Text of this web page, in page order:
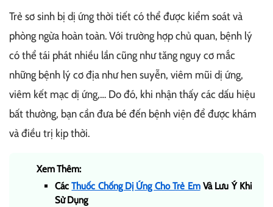
Trẻ sơ sinh bị dị ứng thời tiết có thể được kiểm soát và
phòng ngừa hoàn toàn. Với trường hợp chủ quan, bệnh lý
có thể tái phát nhiều lần cũng như tăng nguy cơ mắc
những bệnh lý cơ địa như hen suyễn, viêm mũi dị ứng,
viêm kết mạc dị ứng,… Do đó, khi nhận thấy các dấu hiệu
bất thường, bạn cần đưa bé đến bệnh viện để được khám
và điều trị kịp thời.
Xem Thêm:
CácThuốc Chống Dị Ứng Cho Trẻ EmVà Lưu Ý Khi
Sử Dụng